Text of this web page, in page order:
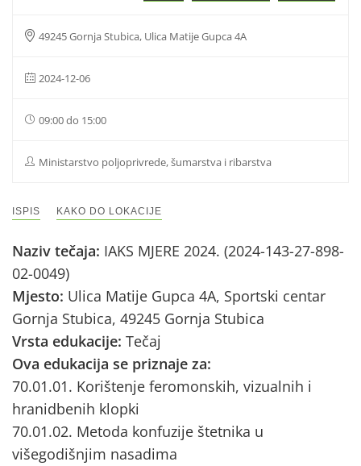
49245 Gornja Stubica, Ulica Matije Gupca 4A
2024-12-06
09:00 do 15:00
Ministarstvo poljoprivrede, šumarstva i ribarstva
ISPIS KAKO DO LOKACIJE
Naziv tečaja: IAKS MJERE 2024. (2024-143-27-898-
02-0049)
Mjesto: Ulica Matije Gupca 4A, Sportski centar
Gornja Stubica, 49245 Gornja Stubica
Vrsta edukacije: Tečaj
Ova edukacija se priznaje za:
70.01.01. Korištenje feromonskih, vizualnih i
hranidbenih klopki
70.01.02. Metoda konfuzije štetnika u
višegodišnjim nasadima